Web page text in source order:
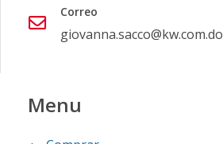
Correo
giovanna.sacco@kw.com.do
Menu